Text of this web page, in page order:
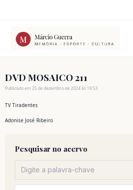
conteúdo
DVD MOSAICO 211
Publicado em 25 de dezembro de 2024 às 19:53
TV Tiradentes
Adonise José Ribeiro
Pesquisar no acervo